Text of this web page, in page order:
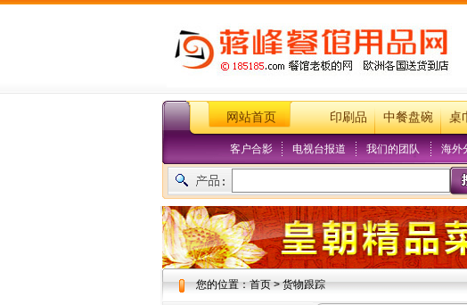
网站首页 印刷品 中餐盘碗 桌
客户合影 电视台报道 我们的团队 海外
您的位置：首页 > 货物跟踪